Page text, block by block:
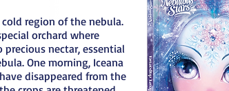
region of the nebula.
orchard where
nectar, essential
One morning, Iceana
disappeared from the